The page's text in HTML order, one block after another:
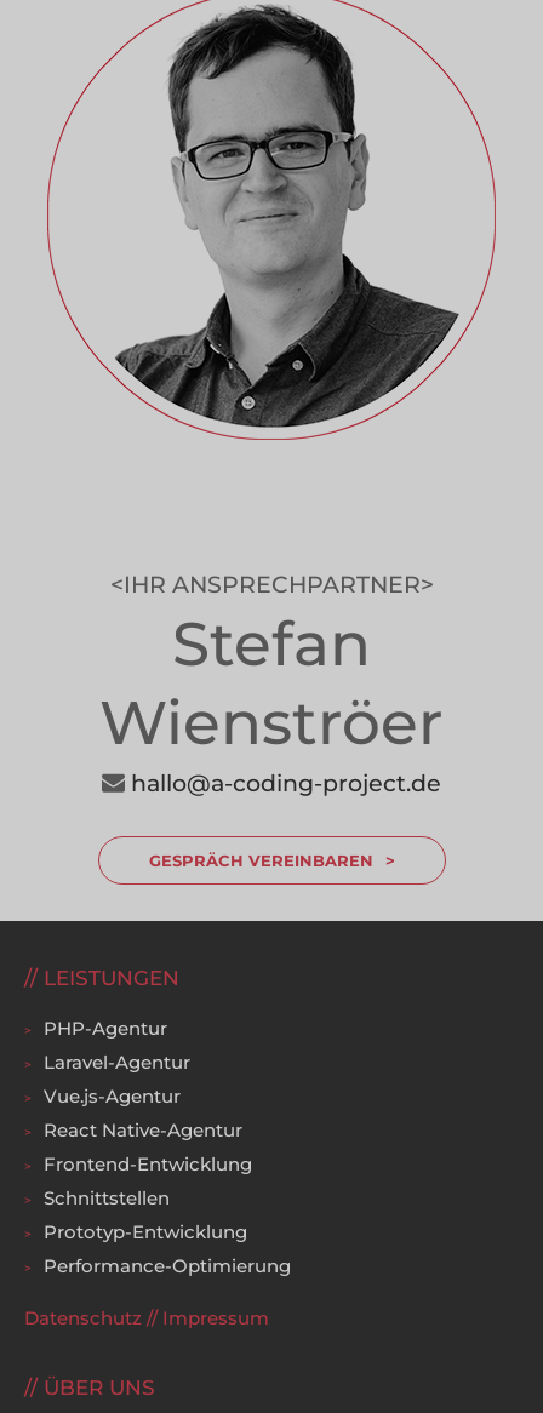
IHR ANSPRECHPARTNER
Stefan
Wienströer
hallo@a-coding-project.de
GESPRÄCH VEREINBAREN
LEISTUNGEN
PHP-Agentur
Laravel-Agentur
Vue.js-Agentur
React Native-Agentur
Frontend-Entwicklung
Schnittstellen
Prototyp-Entwicklung
Performance-Optimierung
Datenschutz // Impressum
ÜBER UNS